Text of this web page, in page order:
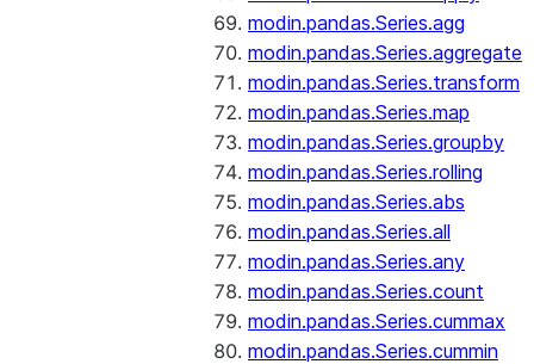
modin.pandas.Series.agg
modin.pandas.Series.aggregate
modin.pandas.Series.transform
modin.pandas.Series.map
modin.pandas.Series.groupby
modin.pandas.Series.rolling
modin.pandas.Series.abs
modin.pandas.Series.all
modin.pandas.Series.any
modin.pandas.Series.count
modin.pandas.Series.cummax
modin.pandas.Series.cummin